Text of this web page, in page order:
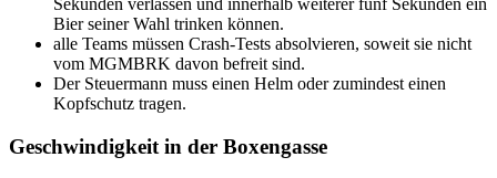
Bier seiner Wahl trinken können.
alle Teams müssen Crash-Tests absolvieren, soweit sie nicht
vom MGMBRK davon befreit sind.
Der Steuermann muss einen Helm oder zumindest einen
Kopfschutz tragen.
Geschwindigkeit in der Boxengasse